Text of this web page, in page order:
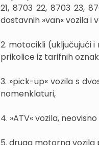
21, 8703 22, 8703 23,
dostavnih »van« vozila i
2. motocikli (uključujući
prikolice iz tarifnih oznaka
3. »pick-up« vozila s
nomenklaturi,
4. »ATV« vozila,